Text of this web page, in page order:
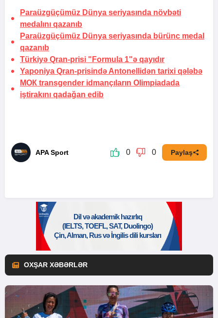
Paraüzgüçümüz Dünya seriyasında növbəti
medalını qazanıb
Paraüzgüçümüz Dünya seriyasında bürünc medal
qazanıb
Türkiyə Qran-prisi "Formula 1"ə qayıdır
Yaponiya Qran-prisində Antonellidən tarixi qələbə
МОК transgender idmançıların Olimpiadada
iştirakını qadağan edib
APA Sport 0 0 Paylaş
OXŞAR XƏBƏRLƏR